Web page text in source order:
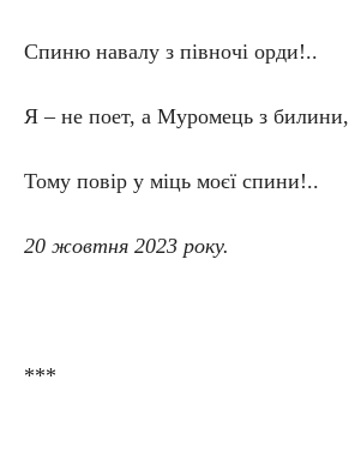
Спиню навалу з півночі орди!..
Я – не поет, а Муромець з билини,
Тому повір у міць моєї спини!..
20 жовтня 2023 року.
***